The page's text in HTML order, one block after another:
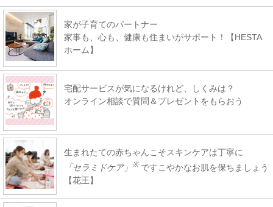
家が子育てのパートナー
家事も、心も、健康も住まいがサポート！【HESTA
ホーム】
宅配サービスが気になるけれど、しくみは？
オンライン相談で質問＆プレゼントをもらおう
生まれたての赤ちゃんこそスキンケアは丁寧に
「セラミドケア」
※ ですこやかなお肌を保ちましょう
【花王】